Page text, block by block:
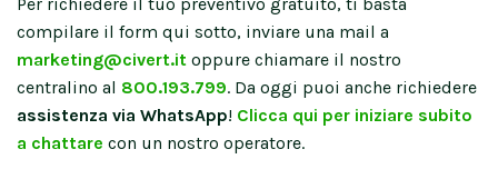
compilare il form qui sotto, inviare una mail a
marketing@civert.it oppure chiamare il nostro
centralino al 800.193.799. Da oggi puoi anche richiedere
assistenza via WhatsApp! Clicca qui per iniziare subito
a chattare con un nostro operatore.